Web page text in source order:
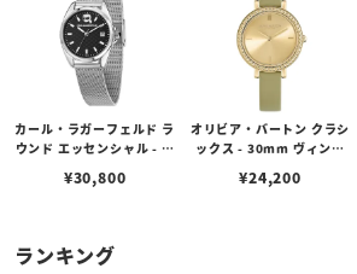
カール・ラガーフェルド ラ
ウンド エッセンシャル - ブ
シルバー メッシュ
¥30,800
オリビア・バートン クラシ
ックス - 30mm ヴィンテ
ド サンレイ セージ グリー
¥24,200
ランキング